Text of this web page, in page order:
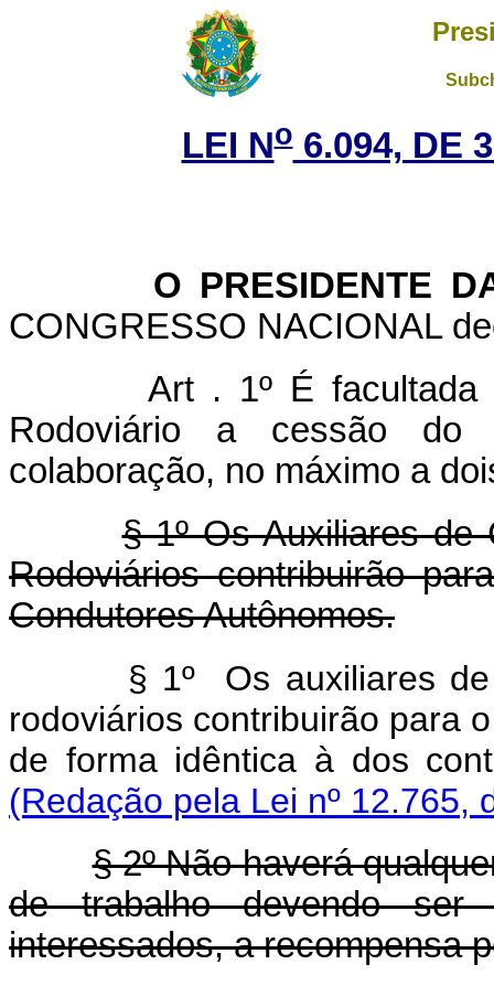
LEI No6.094, DE
O PRESIDENTE DA
CONGRESSO NACIONAL
Art . 1º É facultada
Rodoviário a cessão do
colaboração, no máximo a
§ 1º Os Auxiliares de
Rodoviários contribuirão
Condutores Autônomos.
§ 1º Os auxiliares
rodoviários contribuirão para
de forma idêntica à
(Redação pela Lei nº 12.765,
§ 2º Não haverá
de trabalho devendo ser
interessados, a recompensa